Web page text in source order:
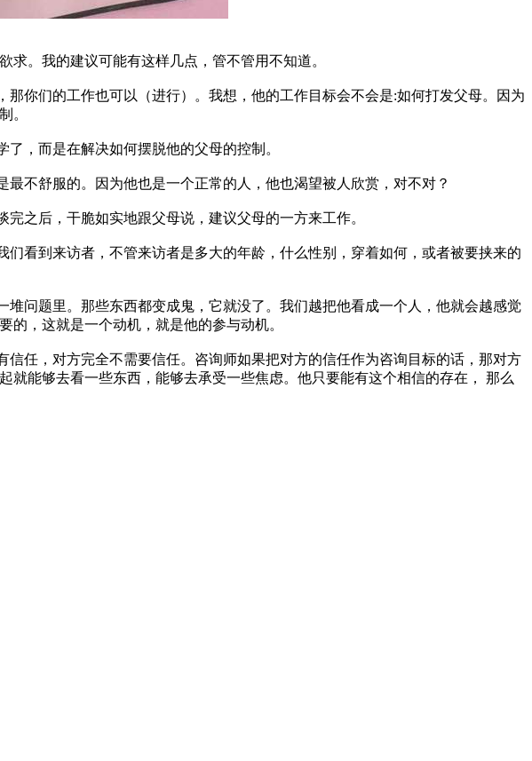
。我的建议可能有这样几点，管不管用不知道。
你们的工作也可以（进行）。我想，他的工作目标会不会是:如何打发父母。因为
。
，而是在解决如何摆脱他的父母的控制。
不舒服的。因为他也是一个正常的人，他也渴望被人欣赏，对不对？
之后，干脆如实地跟父母说，建议父母的一方来工作。
看到来访者，不管来访者是多大的年龄，什么性别，穿着如何，或者被要挟来的
问题里。那些东西都变成鬼，它就没了。我们越把他看成一个人，他就会越感觉
，这就是一个动机，就是他的参与动机。
任，对方完全不需要信任。咨询师如果把对方的信任作为咨询目标的话，那对方
能够去看一些东西，能够去承受一些焦虑。他只要能有这个相信的存在， 那么